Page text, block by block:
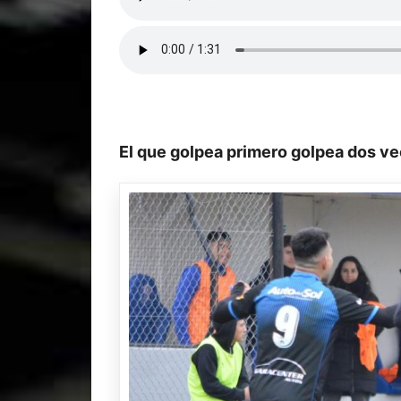
El que golpea primero golpea dos